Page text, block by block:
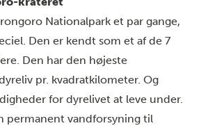
Nationalpark et par gange,
Den er kendt som et af de 7
Den har den højeste
pr. kvadratkilometer. Og
for dyrelivet at leve under.
permanent vandforsyning til